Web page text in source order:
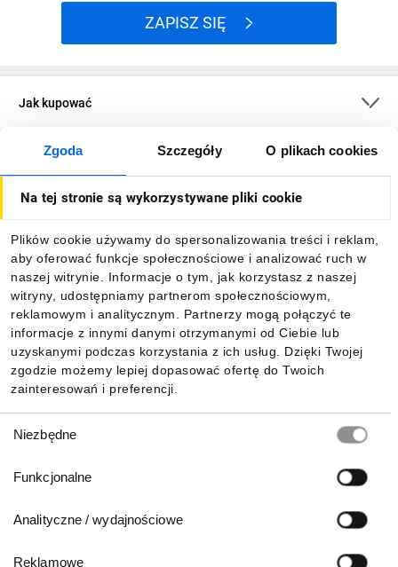
Zgoda Szczegóły O plikach cookies
Na tej stronie są wykorzystywane pliki cookie
Plików cookie używamy do spersonalizowania treści i reklam,
aby oferować funkcje społecznościowe i analizować ruch w
naszej witrynie. Informacje o tym, jak korzystasz z naszej
witryny, udostępniamy partnerom społecznościowym,
reklamowym i analitycznym. Partnerzy mogą połączyć te
informacje z innymi danymi otrzymanymi od Ciebie lub
uzyskanymi podczas korzystania z ich usług. Dzięki Twojej
zgodzie możemy lepiej dopasować ofertę do Twoich
zainteresowań i preferencji.
zgody
Niezbędne
Funkcjonalne
Analityczne / wydajnościowe
Reklamowe
ZAPISZ SIĘ
Jak kupować
O firmie
Informacje
Pobierz naszą aplikację mobilną: